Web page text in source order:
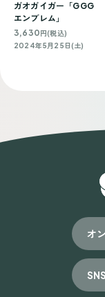
ガオガイガー「GGG
エンブレム」
3,630円(税込)
2024年5月25日(土)
オ